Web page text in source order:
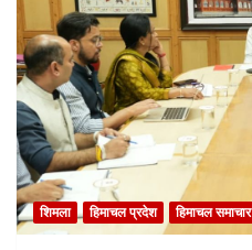
शिमला हिमाचल प्रदेश हिमाचल समाचार